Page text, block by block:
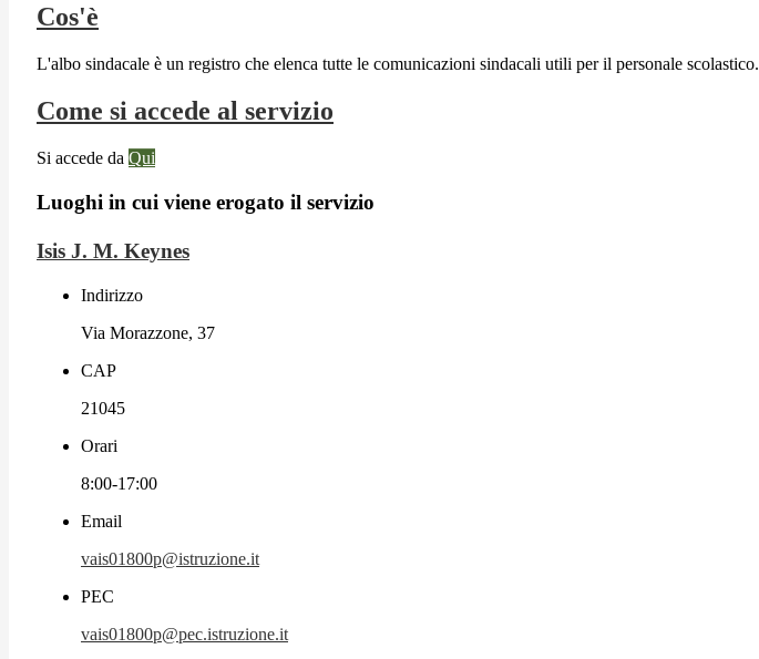
Cos'è
L'albo sindacale è un registro che elenca tutte le comunicazioni sindacali utili per il personale scolastico.
Come si accede al servizio
Si accede da Qui
Luoghi in cui viene erogato il servizio
Isis J. M. Keynes
Indirizzo
Via Morazzone, 37
CAP
21045
Orari
8:00-17:00
Email
vais01800p@istruzione.it
PEC
vais01800p@pec.istruzione.it